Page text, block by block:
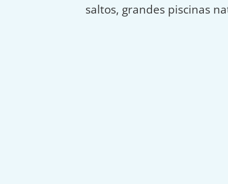
saltos, grandes piscinas